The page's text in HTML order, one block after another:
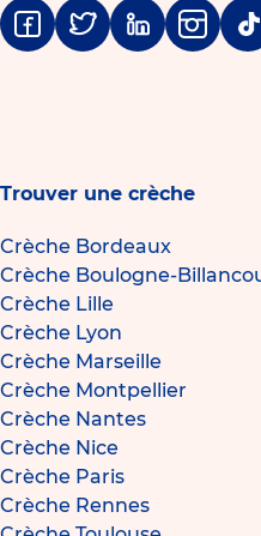
Facebook
TwitterLinkedin
Trouver une crèche
Crèche Bordeaux
Crèche Boulogne-
Crèche Lille
Crèche Lyon
Crèche Marseille
Crèche Montpellier
Crèche Nantes
Crèche Nice
Crèche Paris
Crèche Rennes